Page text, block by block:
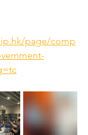
page/comp